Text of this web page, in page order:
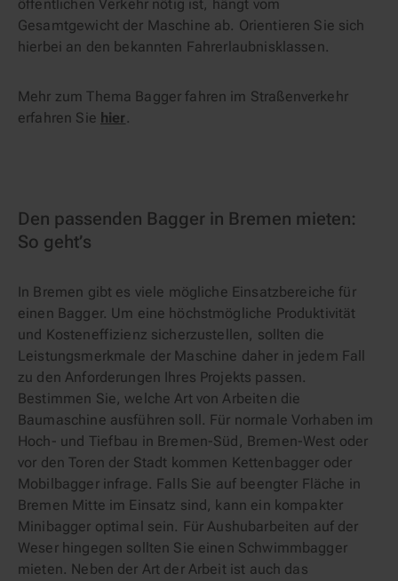
öffentlichen Verkehr nötig ist, hängt vom
Gesamtgewicht der Maschine ab. Orientieren Sie sich
hierbei an den bekannten Fahrerlaubnisklassen.
Mehr zum Thema Bagger fahren im Straßenverkehr
erfahren Sie hier.
Den passenden Bagger in Bremen mieten:
So geht’s
In Bremen gibt es viele mögliche Einsatzbereiche für
einen Bagger. Um eine höchstmögliche Produktivität
und Kosteneffizienz sicherzustellen, sollten die
Leistungsmerkmale der Maschine daher in jedem Fall
zu den Anforderungen Ihres Projekts passen.
Bestimmen Sie, welche Art von Arbeiten die
Baumaschine ausführen soll. Für normale Vorhaben im
Hoch- und Tiefbau in Bremen-Süd, Bremen-West oder
vor den Toren der Stadt kommen Kettenbagger oder
Mobilbagger infrage. Falls Sie auf beengter Fläche in
Bremen Mitte im Einsatz sind, kann ein kompakter
Minibagger optimal sein. Für Aushubarbeiten auf der
Weser hingegen sollten Sie einen Schwimmbagger
mieten. Neben der Art der Arbeit ist auch das